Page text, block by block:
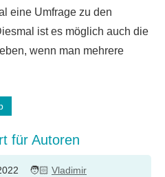
eine Umfrage zu den
ist es möglich auch die
wenn man mehrere
für Autoren
Vladimir